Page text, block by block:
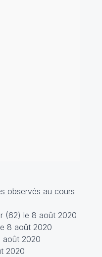
observés au cours
(62) le 8 août 2020
8 août 2020
2020
2020